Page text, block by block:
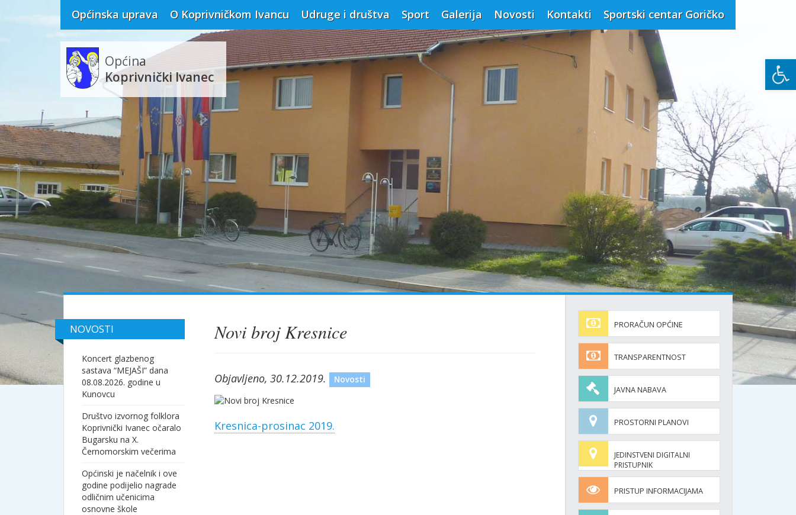
Općinska uprava O Koprivničkom Ivancu Udruge i društva Sport Galerija Novosti Kontakti Sportski centar Goričko
Općina
Koprivnički Ivanec
NOVOSTI
Koncert glazbenog
sastava “MEJAŠI” dana
08.08.2026. godine u
Kunovcu
Društvo izvornog folklora
Koprivnički Ivanec očaralo
Bugarsku na X.
Černomorskim večerima
Općinski je načelnik i ove
godine podijelio nagrade
odličnim učenicima
osnovne škole
Novi broj Kresnice
Objavljeno, 30.12.2019. Novosti
Kresnica-prosinac 2019.
PRORAČUN OPĆINE
TRANSPARENTNOST
JAVNA NABAVA
PROSTORNI PLANOVI
JEDINSTVENI DIGITALNI
PRISTUPNIK
PRISTUP INFORMACIJAMA